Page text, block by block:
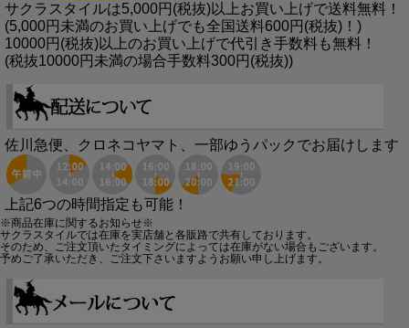
サクラスタイルは5,000円(税抜)以上お買い上げで送料無料！
(5,000円未満のお買い上げでも全国送料600円(税抜)！)
10000円(税抜)以上のお買い上げで代引き手数料も無料！
(税抜10000円未満の場合手数料300円(税抜))
佐川急便、クロネコヤマト、一部ゆうパックでお届けします
上記6つの時間指定も可能！
※商品在庫に関するお知らせ※
サクラスタイルでは在庫を実店舗と各販路で共有しております。
そのため、ご注文頂いたタイミングによっては在庫がない場合もございます。
予めご了承いただき、ご注文下さいますようお願い申し上げます。